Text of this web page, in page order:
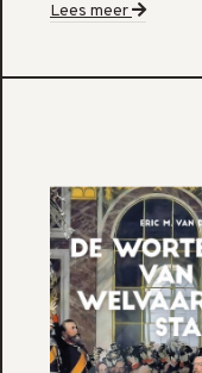
Lees meer